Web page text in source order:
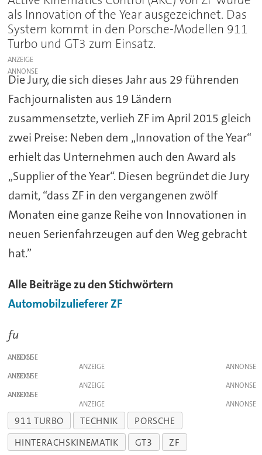
als Innovation of the Year ausgezeichnet. Das
System kommt in den Porsche-Modellen 911
Turbo und GT3 zum Einsatz.
ANZEIGE
Die Jury, die sich dieses Jahr aus 29 führenden
Fachjournalisten aus 19 Ländern
zusammensetzte, verlieh ZF im April 2015 gleich
zwei Preise: Neben dem „Innovation of the Year“
erhielt das Unternehmen auch den Award als
„Supplier of the Year“. Diesen begründet die Jury
damit, “dass ZF in den vergangenen zwölf
Monaten eine ganze Reihe von Innovationen in
neuen Serienfahrzeugen auf den Weg gebracht
hat.”
Alle Beiträge zu den Stichwörtern
AutomobilzuliefererZF
fu
ANZEIGE
ANZEIGE
ANZEIGE
ANZEIGE
ANZEIGE
ANZEIGE
911 TURBO TECHNIK
PORSCHE
HINTERACHSKINEMATIK
GT3 ZF